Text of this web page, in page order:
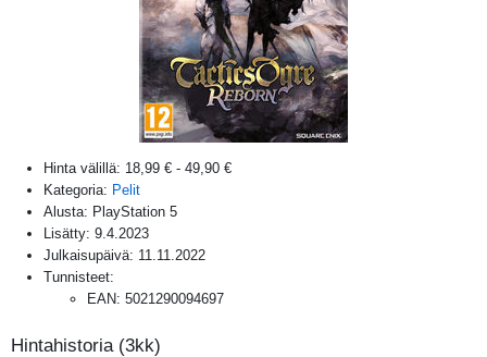
Hinta välillä: 18,99 € - 49,90 €
Kategoria: Pelit
Alusta: PlayStation 5
Lisätty: 9.4.2023
Julkaisupäivä: 11.11.2022
Tunnisteet:
EAN: 5021290094697
Hintahistoria (3kk)